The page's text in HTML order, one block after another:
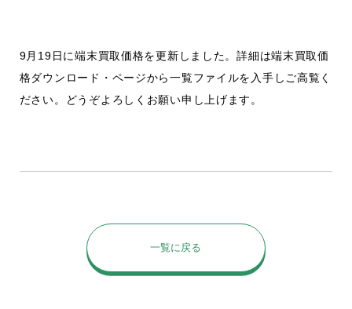
9月19日に端末買取価格を更新しました。詳細は端末買取価
格ダウンロード・ページから一覧ファイルを入手しご高覧く
ださい。どうぞよろしくお願い申し上げます。
一覧に戻る